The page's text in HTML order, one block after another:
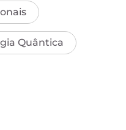
Quântica